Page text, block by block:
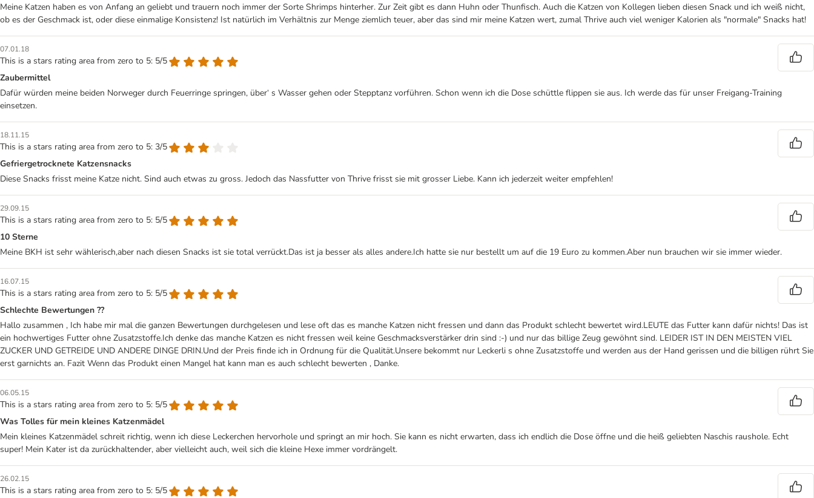
Meine Katzen haben es von Anfang an geliebt und trauern noch immer der Sorte Shrimps hinterher. Zur Zeit gibt es dann Huhn oder Thunfisch. Auch die Katzen von Kollegen lieben diesen Snack und ich weiß nicht,
ob es der Geschmack ist, oder diese einmalige Konsistenz! Ist natürlich im Verhältnis zur Menge ziemlich teuer, aber das sind mir meine Katzen wert, zumal Thrive auch viel weniger Kalorien als "normale" Snacks hat!
07.01.18
This is a stars rating area from zero to 5: 5/5
Zaubermittel
Dafür würden meine beiden Norweger durch Feuerringe springen, über‘ s Wasser gehen oder Stepptanz vorführen. Schon wenn ich die Dose schüttle flippen sie aus. Ich werde das für unser Freigang-Training
einsetzen.
18.11.15
This is a stars rating area from zero to 5: 3/5
Gefriergetrocknete Katzensnacks
Diese Snacks frisst meine Katze nicht. Sind auch etwas zu gross. Jedoch das Nassfutter von Thrive frisst sie mit grosser Liebe. Kann ich jederzeit weiter empfehlen!
29.09.15
This is a stars rating area from zero to 5: 5/5
10 Sterne
Meine BKH ist sehr wählerisch,aber nach diesen Snacks ist sie total verrückt.Das ist ja besser als alles andere.Ich hatte sie nur bestellt um auf die 19 Euro zu kommen.Aber nun brauchen wir sie immer wieder.
16.07.15
This is a stars rating area from zero to 5: 5/5
Schlechte Bewertungen ??
Hallo zusammen , Ich habe mir mal die ganzen Bewertungen durchgelesen und lese oft das es manche Katzen nicht fressen und dann das Produkt schlecht bewertet wird.LEUTE das Futter kann dafür nichts! Das ist
ein hochwertiges Futter ohne Zusatzstoffe.Ich denke das manche Katzen es nicht fressen weil keine Geschmacksverstärker drin sind :-) und nur das billige Zeug gewöhnt sind. LEIDER IST IN DEN MEISTEN VIEL
ZUCKER UND GETREIDE UND ANDERE DINGE DRIN.Und der Preis finde ich in Ordnung für die Qualität.Unsere bekommt nur Leckerli s ohne Zusatzstoffe und werden aus der Hand gerissen und die billigen rührt Sie
erst garnichts an. Fazit Wenn das Produkt einen Mangel hat kann man es auch schlecht bewerten , Danke.
06.05.15
This is a stars rating area from zero to 5: 5/5
Was Tolles für mein kleines Katzenmädel
Mein kleines Katzenmädel schreit richtig, wenn ich diese Leckerchen hervorhole und springt an mir hoch. Sie kann es nicht erwarten, dass ich endlich die Dose öffne und die heiß geliebten Naschis raushole. Echt
super! Mein Kater ist da zurückhaltender, aber vielleicht auch, weil sich die kleine Hexe immer vordrängelt.
26.02.15
This is a stars rating area from zero to 5: 5/5